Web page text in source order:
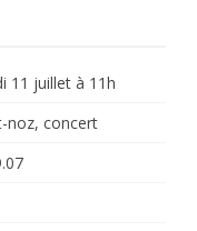
11 juillet à 11h
noz, concert